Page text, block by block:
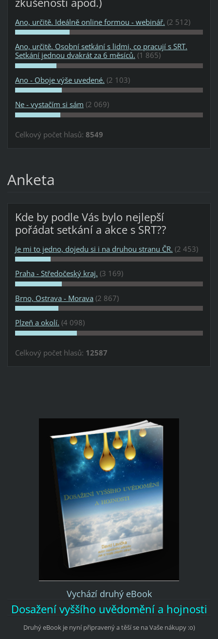
Ano, určitě. Ideálně online formou - webinář. (2 512)
Ano, určitě. Osobní setkání s lidmi, co pracují s SRT.
Setkání jednou dvakrát za 6 měsíců. (1 865)
Ano - Oboje výše uvedené. (2 103)
Ne - vystačím si sám (2 069)
Celkový počet hlasů: 8549
Anketa
Kde by podle Vás bylo nejlepší
pořádat setkání a akce s SRT??
Je mi to jedno, dojedu si i na druhou stranu ČR. (2 453)
Praha - Středočeský kraj. (3 169)
Brno, Ostrava - Morava (2 867)
Plzeň a okolí. (4 098)
Celkový počet hlasů: 12587
Vychází druhý eBook
Dosažení vyššího uvědomění a hojnosti
Druhý eBook je nyní připravený a těší se na Vaše nákupy :o)